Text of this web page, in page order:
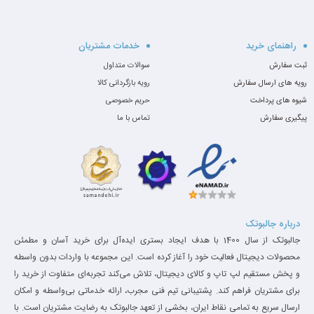
به اندازه کافی عمیق است. برای استفاده در دفتر بی صدا است. بدیهی
است که در این کیبرد NumPad وجود ندارد، اما بلندگوها در دو طرف
صفحه کلید قرار گرفته اند.
راهنمای خرید
ثبت سفارش
رویه های ارسال سفارش
شیوه های پرداخت
پیگیری سفارش
خدمات مشتریان
سوالات متداول
رویه بازگردانی کالا
حریم خصوصی
تماس با ما
درباره جالبوتک
جالبوتک از سال 1400 با هدف ایجاد بستری ایده‌آل برای خرید آسان و مطمئن
محصولات دیجیتال فعالیت خود را آغاز کرده است. این مجموعه با واردات بدون واسطه
و پخش مستقیم لپ تاپ و کالای دیجیتال، تلاش می‌کند تجربه‌ای متفاوت از خرید را
برای مشتریان فراهم کند. پشتیبانی تیم فنی مجرب، ارائه خدماتی بی‌واسطه و امکان
ارسال سریع به تمامی نقاط ایران، بخشی از تعهد جالبوتک به رضایت مشتریان است. با